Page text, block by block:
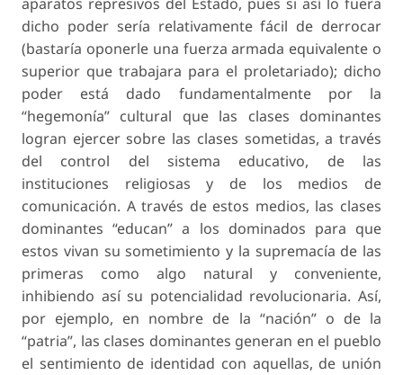
dicho poder sería relativamente fácil de derrocar
(bastaría oponerle una fuerza armada equivalente o
superior que trabajara para el proletariado); dicho
poder está dado fundamentalmente por la
“hegemonía” cultural que las clases dominantes
logran ejercer sobre las clases sometidas, a través
del control del sistema educativo, de las
instituciones religiosas y de los medios de
comunicación. A través de estos medios, las clases
dominantes “educan” a los dominados para que
estos vivan su sometimiento y la supremacía de las
primeras como algo natural y conveniente,
inhibiendo así su potencialidad revolucionaria. Así,
por ejemplo, en nombre de la “nación” o de la
“patria”, las clases dominantes generan en el pueblo
el sentimiento de identidad con aquellas, de unión